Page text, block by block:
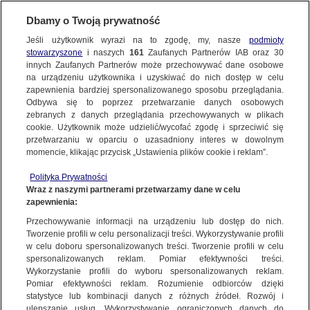
FAKTY | FAKTY PO POŁUDNIU
Weselnicy zakazili się koronawirusem w Kotfinie. Nowe ogniska COVID-19
NAJNOWSZE
ZOBACZ FAKTY
FAKTY PO FAKTACH
FAKTY O ŚWIECIE
WIĘCEJ
KANAŁY
Dzień dobry!
Jedno konto do wszystkich usług
Dbamy o Twoją prywatność
Jeśli użytkownik wyrazi na to zgodę, my, nasze podmioty
stowarzyszone i naszych 161Zaufanych Partnerów IAB oraz 30
innych Zaufanych Partnerów może przechowywać dane osobowe
na urządzeniu użytkownika i uzyskiwać do nich dostęp w celu
zapewnienia bardziej spersonalizowanego sposobu przeglądania.
Odbywa się to poprzez przetwarzanie danych osobowych
zebranych z danych przeglądania przechowywanych w plikach
cookie. Użytkownik może udzielić/wycofać zgodę i sprzeciwić się
przetwarzaniu w oparciu o uzasadniony interes w dowolnym
momencie, klikając przycisk „Ustawienia plików cookie i reklam”.
Polityka Prywatności
Wraz z naszymi partnerami przetwarzamy dane w celu
zapewnienia:
Przechowywanie informacji na urządzeniu lub dostęp do nich.
Tworzenie profili w celu personalizacji treści. Wykorzystywanie profili
w celu doboru spersonalizowanych treści. Tworzenie profili w celu
spersonalizowanych reklam. Pomiar efektywności treści.
Wykorzystanie profili do wyboru spersonalizowanych reklam.
Pomiar efektywności reklam. Rozumienie odbiorców dzięki
statystyce lub kombinacji danych z różnych źródeł. Rozwój i